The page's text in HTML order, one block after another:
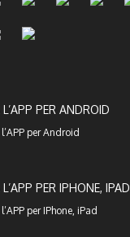
PER ANDROID
PER IPHONE, IPAD